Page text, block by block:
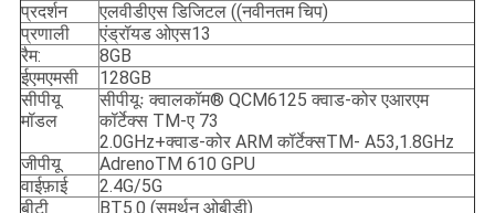
प्रदर्शन
एलवीडीएस डिजिटल ((नवीनतम चिप)
प्रणाली
एंड्रॉयड ओएस13
रैम:
8GB
ईएमएमसी
128GB
सीपीयू
मॉडल
सीपीयूः क्वालकॉम® QCM6125 क्वाड-कोर एआरएम
कॉर्टेक्स TM-ए 73
2.0GHz+क्वाड-कोर ARM कॉर्टेक्सTM- A53,1.8GHz
जीपीयू
AdrenoTM 610 GPU
वाईफ़ाई
2.4G/5G
बीटी
BT5.0 (समर्थन ओबीडी)